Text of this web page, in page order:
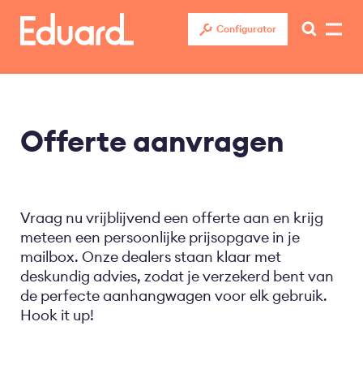
Overslaan
naar
Configurator
Offerte aanvragen
Vraag nu vrijblijvend een offerte aan en krijg
meteen een persoonlijke prijsopgave in je
mailbox. Onze dealers staan klaar met
deskundig advies, zodat je verzekerd bent van
de perfecte aanhangwagen voor elk gebruik.
Hook it up!